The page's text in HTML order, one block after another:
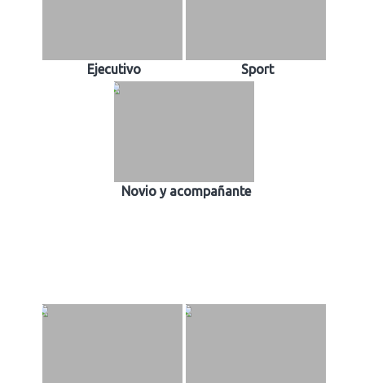
Ejecutivo Sport
Novio y acompañante